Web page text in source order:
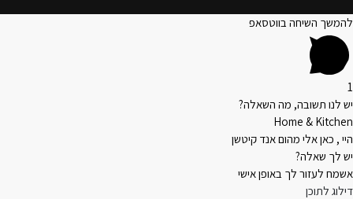
להמשך השיחה בווטסאפ
1
יש לנו תשובה, מה השאלה?
Home & Kitchen
היי , כאן אלי מהום אנד קיטשן
יש לך שאלה?
אשמח לעזור לך באופן אישי
דילוג לתוכן